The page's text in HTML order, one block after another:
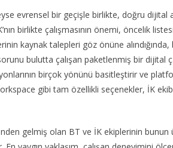
evrensel bir geçişle birlikte, doğru dijital
birlikte çalışmasının önemi, öncelik
kaynak talepleri göz önüne
bulutta çalışan paketlenmiş bir dijital
birçok yönünü basitleştirir ve
gibi tam özellikli seçenekler, İK
gelmiş olan BT ve İK ekiplerinin bunun